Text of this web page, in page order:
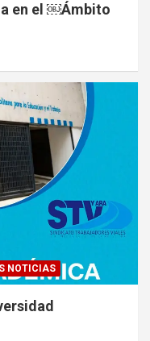
en el ￼Ámbito
NOTICIAS